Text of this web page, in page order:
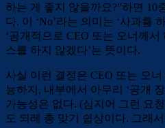
하는 게 좋지 않을까요?”하면 10
다. 이 ‘No’라는 의미는 ‘사과를
‘공개적으로 CEO 또는 오너께
스를 하지 않겠다’는 뜻이다.
사실 이런 결정은 CEO 또는 오
능하지, 내부에서 아무리 ‘공개
가능성은 없다. (심지어 그런 요
도 되레 총 맞기 쉽상이다. 그래